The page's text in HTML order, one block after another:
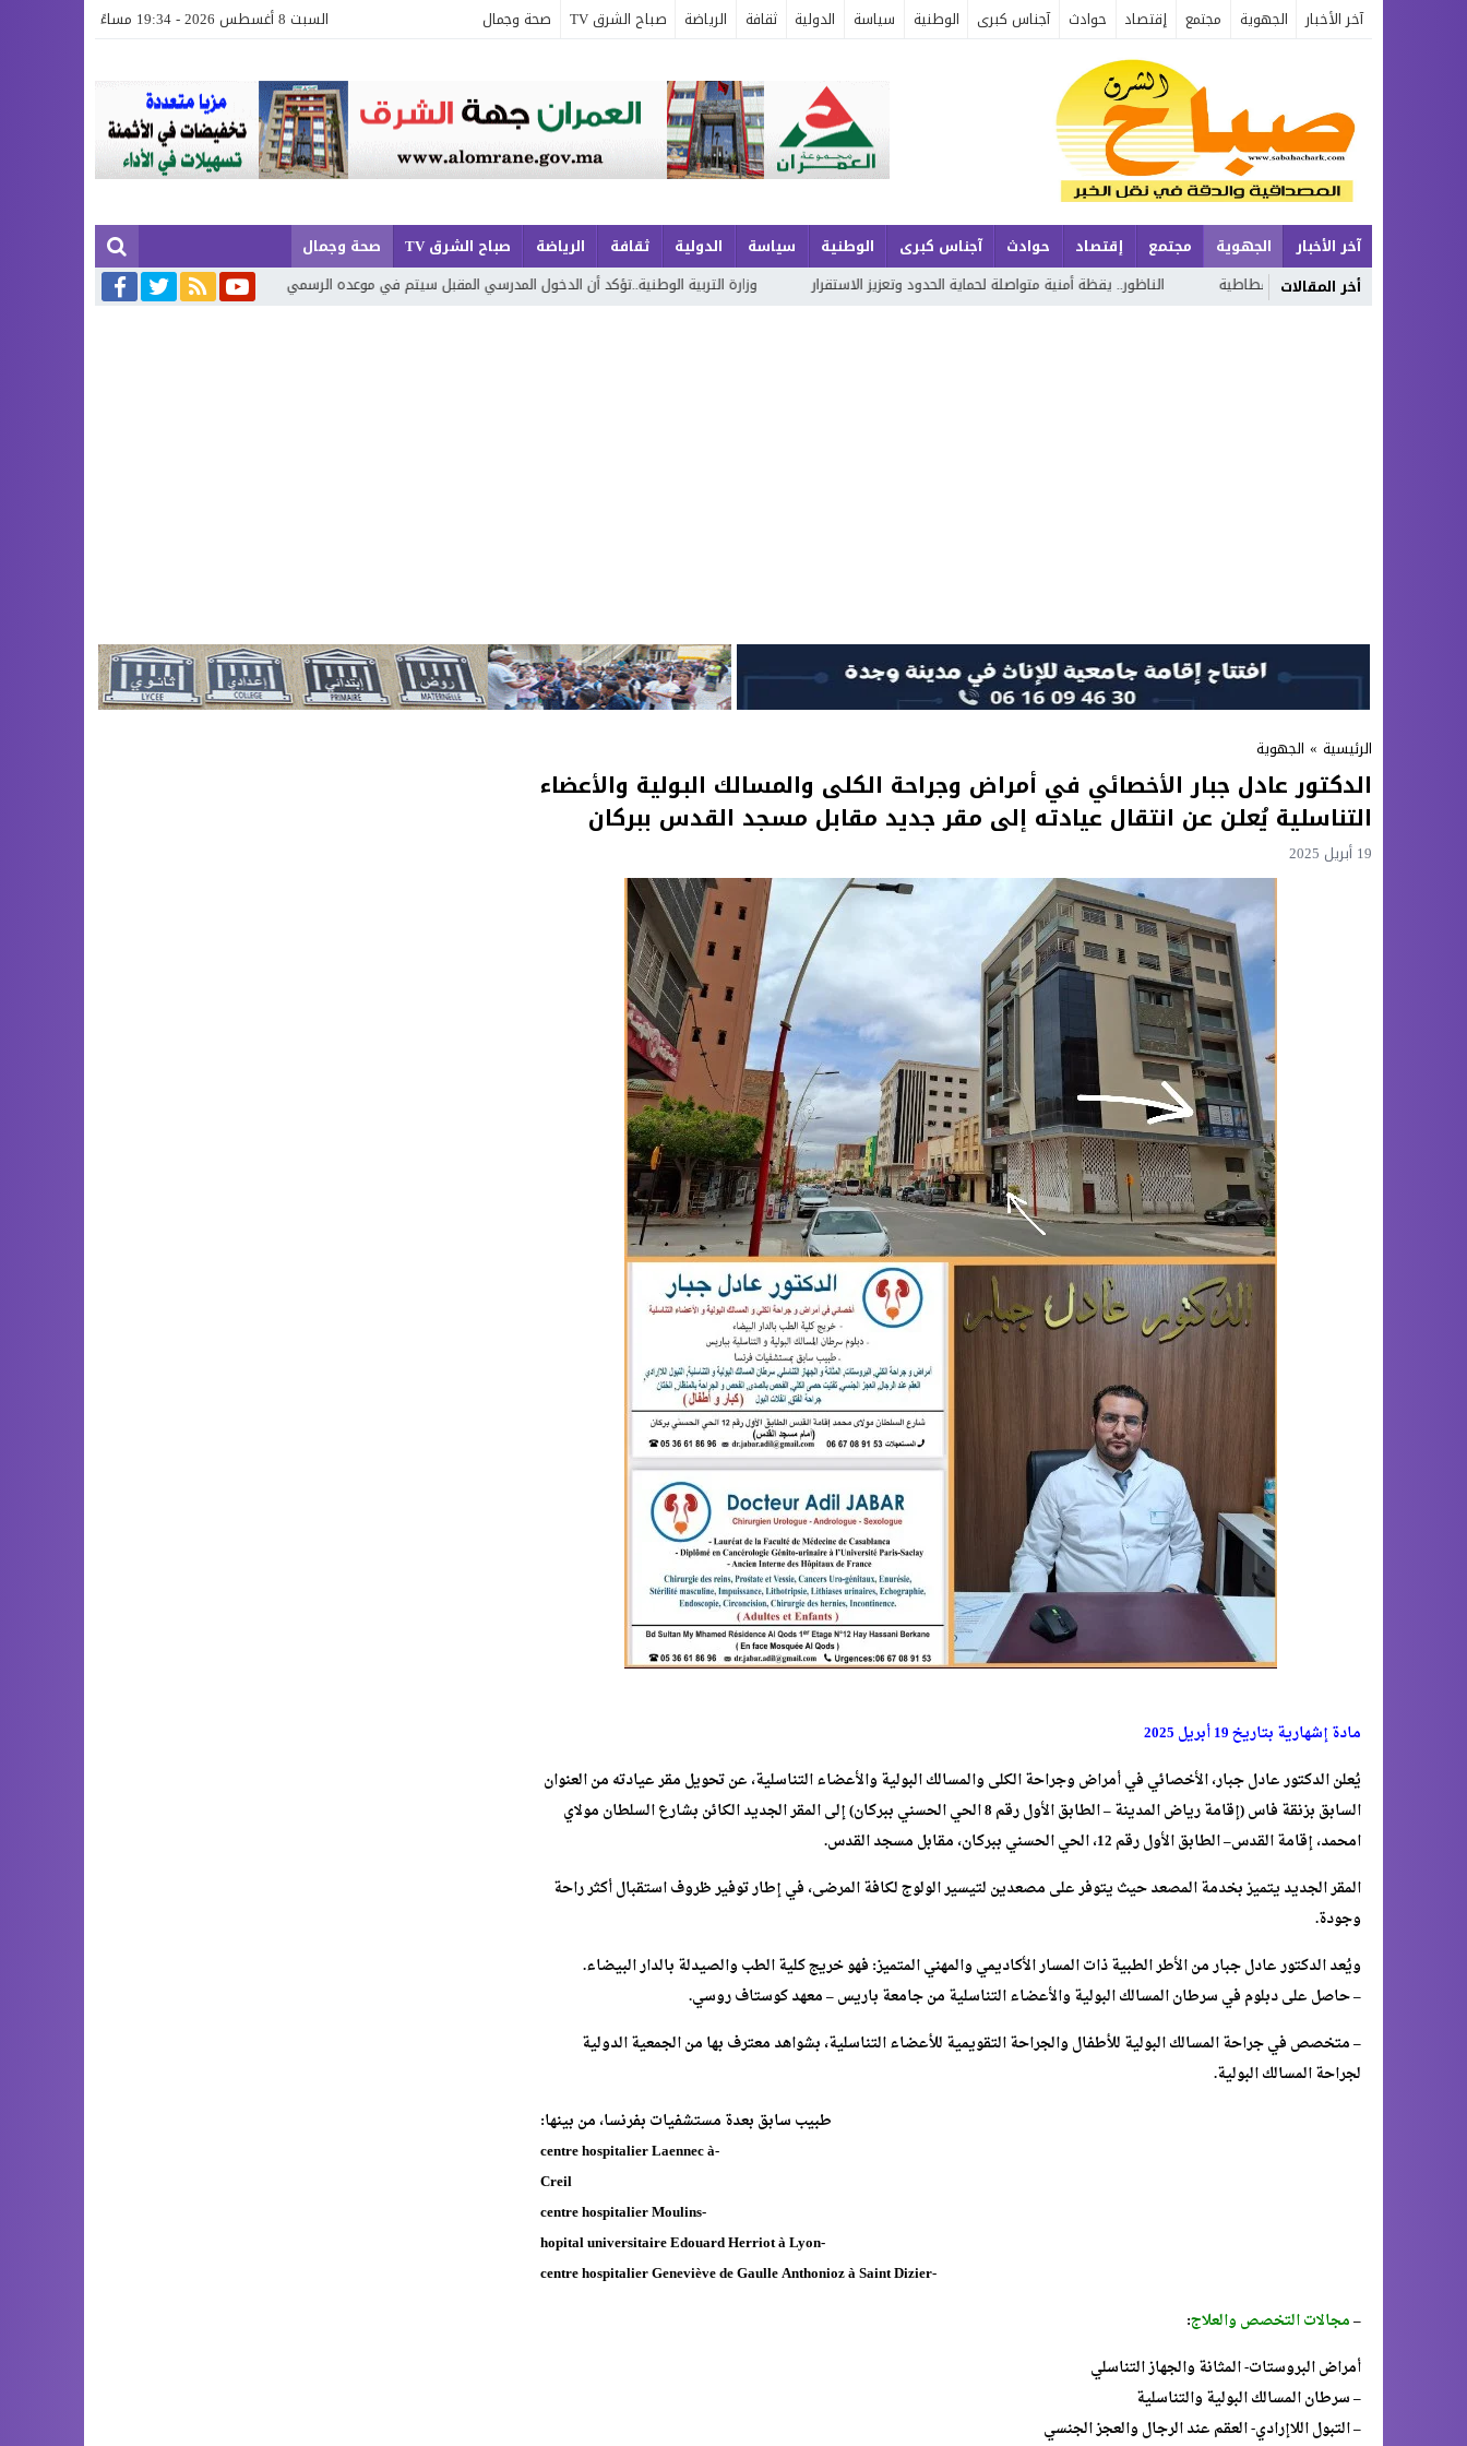
آخر الأخبار الجهوية مجتمع إقتصاد حوادث آجناس كبرى الوطنية سياسة الدولية ثقافة الرياضة صباح الشرق TV صحة وجمال السبت 8 أغسطس 2026 - 19:34 مساءً
آخر الأخبار الجهوية مجتمع إقتصاد حوادث آجناس كبرى الوطنية سياسة الدولية ثقافة الرياضة صباح الشرق TV
صحة وجمال
أخر المقالاتالناظور.. يقظة أمنية متواصلة لحماية الحدود وتعزيز الاستقرار وزارة التربية الوطنية..تؤكد أن الدخول المدرسي المقبل سیتم في موعده الرسمي العثور على جثة تطفو فوق مياه شاطئ «ثيزرا» بإقليم الدريوش
الرئيسية » الجهوية
الدكتور عادل جبار الأخصائي في أمراض وجراحة الكلى والمسالك البولية والأعضاء
التناسلية يُعلن عن انتقال عيادته إلى مقر جديد مقابل مسجد القدس ببركان
19 أبريل 2025
مادة إشهارية بتاريخ 19 أبريل 2025
يُعلن الدكتور عادل جبار، الأخصائي في أمراض وجراحة الكلى والمسالك البولية والأعضاء التناسلية، عن تحويل مقر عيادته من العنوان
السابق بزنقة فاس (إقامة رياض المدينة – الطابق الأول رقم 8 الحي الحسني ببركان) إلى المقر الجديد الكائن بشارع السلطان مولاي
امحمد، إقامة القدس– الطابق الأول رقم 12، الحي الحسني ببركان، مقابل مسجد القدس.
المقر الجديد يتميز بخدمة المصعد حيث يتوفر على مصعدين لتيسير الولوج لكافة المرضى، في إطار توفير ظروف استقبال أكثر راحة
وجودة.
ويُعد الدكتور عادل جبار من الأطر الطبية ذات المسار الأكاديمي والمهني المتميز: فهو خريج كلية الطب والصيدلة بالدار البيضاء.
– حاصل على دبلوم في سرطان المسالك البولية والأعضاء التناسلية من جامعة باريس – معهد كوستاف روسي.
– متخصص في جراحة المسالك البولية للأطفال والجراحة التقويمية للأعضاء التناسلية، بشواهد معترف بها من الجمعية الدولية
لجراحة المسالك البولية.
طبيب سابق بعدة مستشفيات بفرنسا، من بينها:
-centre hospitalier Laennec à
Creil
-centre hospitalier Moulins
-hopital universitaire Edouard Herriot à Lyon
-centre hospitalier Geneviève de Gaulle Anthonioz à Saint Dizier
–مجالات التخصص والعلاج:
أمراض البروستات- المثانة والجهاز التناسلي
– سرطان المسالك البولية والتناسلية
– التبول اللاإرادي- العقم عند الرجال والعجز الجنسي